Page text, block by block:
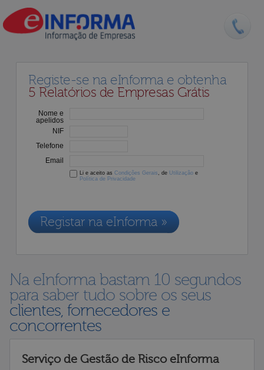
Registe-se na eInforma e obtenha
5 Relatórios de Empresas Grátis
Nome e
apelidos
NIF
Telefone
Email
Li e aceito as Condições Gerais , de Utilização e
Política de Privacidade
Registar na eInforma »
Na eInforma bastam 10 segundos
para saber tudo sobre os seus
clientes, fornecedores e
concorrentes
Serviço de Gestão de Risco eInforma